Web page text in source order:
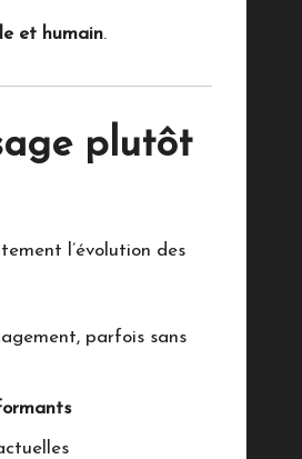
et humain.
plutôt
l’évolution des
parfois sans